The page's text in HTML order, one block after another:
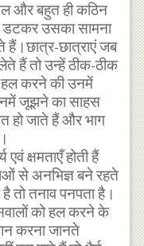
और बहुत ही कठिन
डटकर उसका सामना
हैं।छात्र-छात्राएं जब
हैं तो उन्हें ठीक-ठीक
हल करने की उनमें
जूझने का साहस
हो जाते हैं और भाग
एवं क्षमताएँ होती हैं
से अनभिज्ञ बने रहते
तो तनाव पनपता है।
को हल करने के
करना जानते